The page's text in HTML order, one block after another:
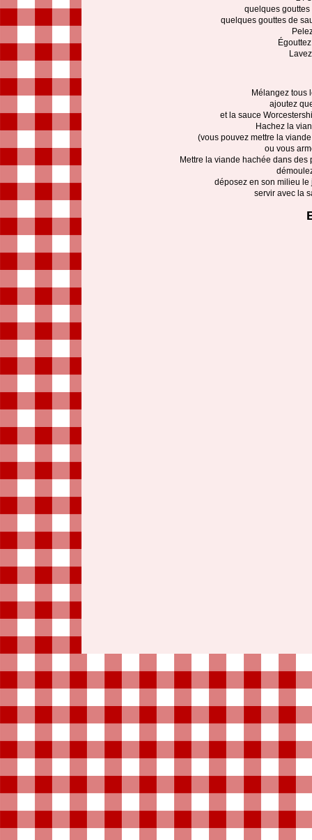
quelques
quelques gouttes de
Mélangez tous
ajoutez
et la sauce
Hachez la
(vous pouvez mettre la
ou vous
Mettre la viande hachée dans
déposez en son milieu
servir avec la